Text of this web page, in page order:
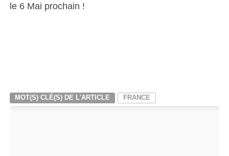
le 6 Mai prochain !
MOT(S) CLÉ(S) DE L'ARTICLE FRANCE